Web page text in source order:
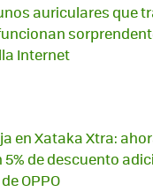
auriculares que
Internet
en Xataka Xtra:
de descuento
OPPO